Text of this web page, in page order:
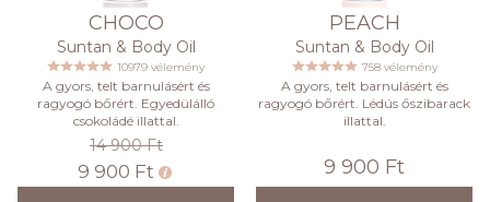
CHOCO
Suntan & Body Oil
10979 vélemény
A gyors, telt barnulásért és
ragyogó bőrért. Egyedülálló
csokoládé illattal.
14 900 Ft
9 900 Ft
PEACH
Suntan & Body Oil
758 vélemény
A gyors, telt barnulásért és
ragyogó bőrért. Lédús őszibarack
illattal.
9 900 Ft